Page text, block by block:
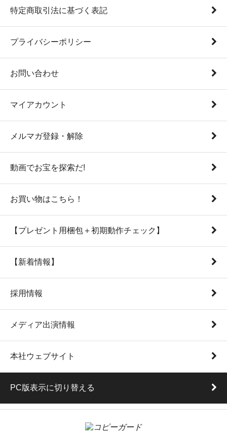
特定商取引法に基づく表記
プライバシーポリシー
お問い合わせ
マイアカウント
メルマガ登録・解除
動画でお宝を探索だ!
お買い物はこちら！
【プレゼント用梱包＋初期動作チェック】
【新着情報】
採用情報
メディア出演情報
本社ウェブサイト
PC版表示に切り替える